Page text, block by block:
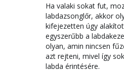
Ha valaki sokat fut,
labdazsonglőr, akkor
kifejezetten úgy
egyszerűbb a
olyan, amin nincsen
azt rejteni, mivel így
labda érintésére.